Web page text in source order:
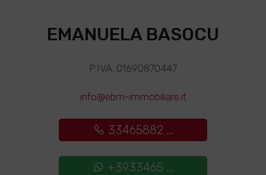
EMANUELA BASOCU
P.IVA: 01690870447
info@ebm-immobiliare.it
33465882 ...
+3933465 ...